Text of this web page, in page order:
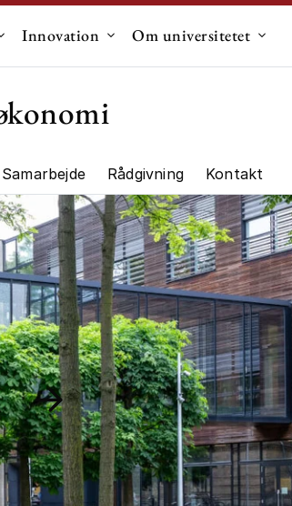
Undermenu til "Forskning"
Innovation Undermenu til "Innovation"
Om universitetet
Samarbejde Rådgivning Kontakt